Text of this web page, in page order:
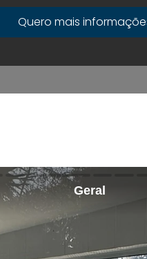
Quero mais
Geral